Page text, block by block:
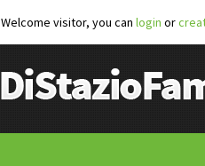
Welcome visitor, you can login or